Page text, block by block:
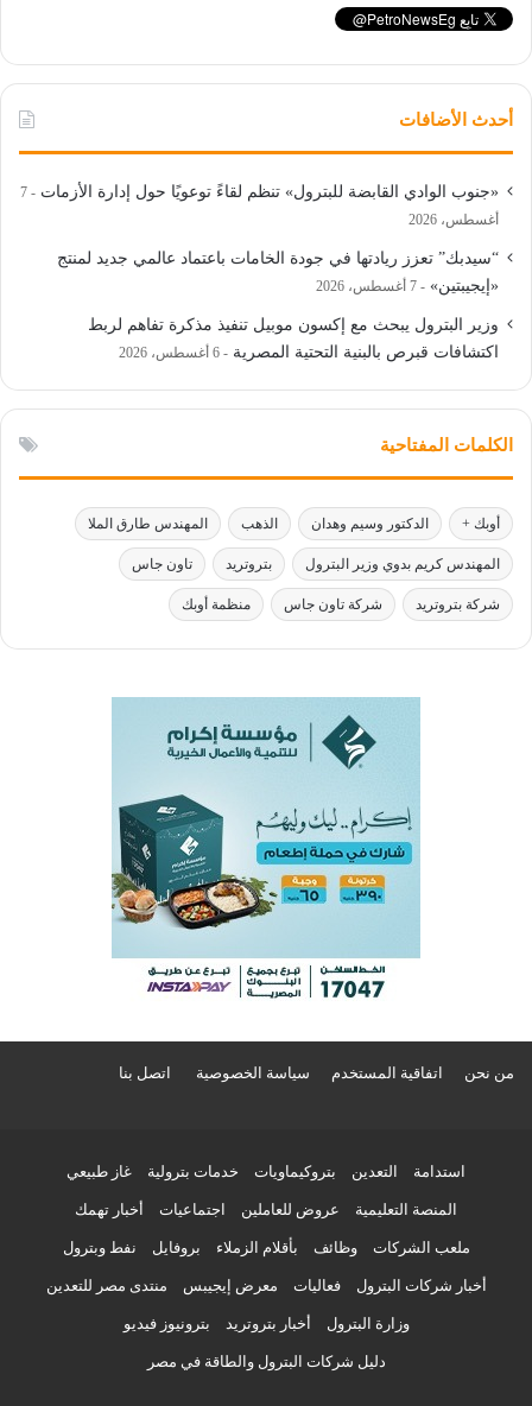
أحدث الأضافات
«جنوب الوادي القابضة للبترول» تنظم لقاءً توعويًا حول إدارة الأزمات
7
أغسطس، 2026
“سيدبك” تعزز ريادتها في جودة الخامات باعتماد عالمي جديد لمنتج
«إيجيبتين»
7 أغسطس، 2026
وزير البترول يبحث مع إكسون موبيل تنفيذ مذكرة تفاهم لربط
اكتشافات قبرص بالبنية التحتية المصرية
6 أغسطس، 2026
الكلمات المفتاحية
أوبك + الدكتور وسيم وهدان الذهب المهندس طارق الملا
المهندس كريم بدوي وزير البترول بتروتريد تاون جاس
شركة بتروتريد شركة تاون جاس منظمة أوبك
من نحن اتفاقية المستخدم سياسة الخصوصية اتصل بنا
استدامة التعدين بتروكيماويات خدمات بترولية غاز طبيعي
المنصة التعليمية عروض للعاملين اجتماعيات أخبار تهمك
ملعب الشركات وظائف بأقلام الزملاء بروفايل نفط وبترول
أخبار شركات البترول فعاليات معرض إيجيبس منتدى مصر للتعدين
وزارة البترول أخبار بتروتريد بترونيوز فيديو
دليل شركات البترول والطاقة في مصر